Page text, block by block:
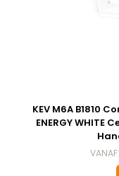
KEV M6A B1810
ENERGY